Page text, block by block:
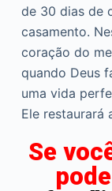
de 30 dias de
casamento.
coração do
quando Deus
uma vida
Ele restaurará
Se